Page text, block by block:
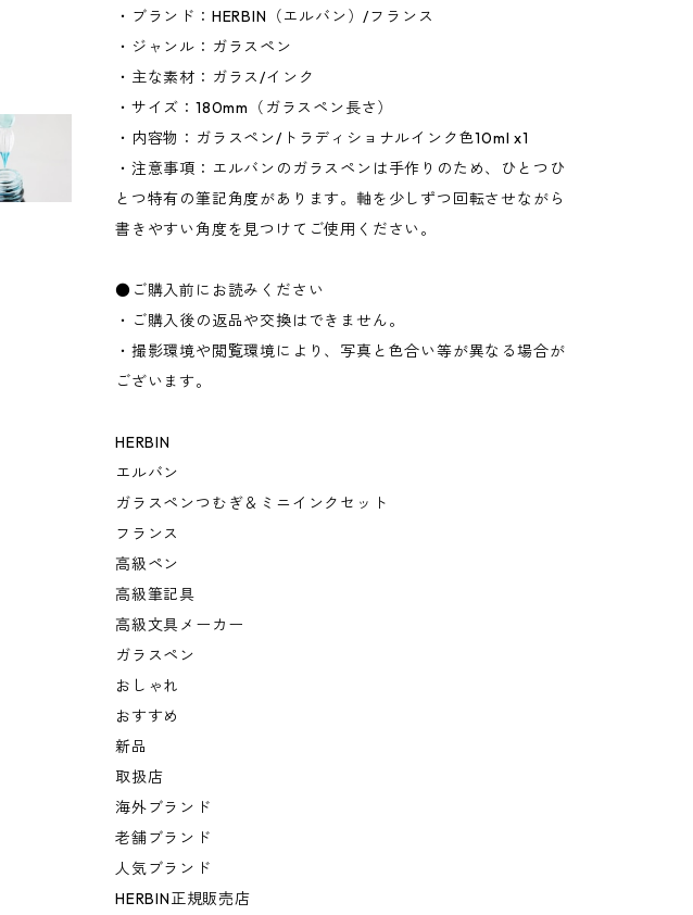
・ブランド：HERBIN（エルバン）/フランス
・ジャンル：ガラスペン
・主な素材：ガラス/インク
・サイズ：180mm（ガラスペン長さ）
・内容物：ガラスペン/トラディショナルインク色10ml x1
・注意事項：エルバンのガラスペンは手作りのため、ひとつひ
とつ特有の筆記角度があります。軸を少しずつ回転させながら
書きやすい角度を見つけてご使用ください。
●ご購入前にお読みください
・ご購入後の返品や交換はできません。
・撮影環境や閲覧環境により、写真と色合い等が異なる場合が
ございます。
HERBIN
エルバン
ガラスペンつむぎ＆ミニインクセット
フランス
高級ペン
高級筆記具
高級文具メーカー
ガラスペン
おしゃれ
おすすめ
新品
取扱店
海外ブランド
老舗ブランド
人気ブランド
HERBIN正規販売店